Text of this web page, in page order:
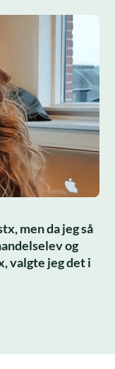
men da jeg så
og
valgte jeg det i